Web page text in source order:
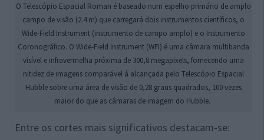
O Telescópio Espacial Roman é baseado num espelho primário de amplo
campo de visão (2.4 m) que carregará dois instrumentos científicos, o
Wide-Field Instrument (instrumento de campo amplo) e o Instrumento
Coronográfico. O Wide-Field Instrument (WFI) é uma câmara multibanda
visível e infravermelha próxima de 300,8 megapixels, fornecendo uma
nitidez de imagens comparável à alcançada pelo Telescópio Espacial
Hubble sobre uma área de visão de 0,28 graus quadrados, 100 vezes
maior do que as câmaras de imagem do Hubble.
Entre os cortes mais significativos destacam-se: